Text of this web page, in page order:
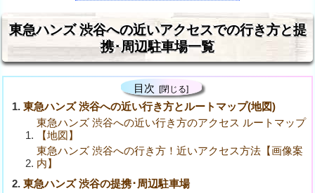
東急ハンズ 渋谷への近いアクセスでの行き方と提
携･周辺駐車場一覧
目次
東急ハンズ 渋谷への近い行き方とルートマップ(地図)
東急ハンズ 渋谷への近い行き方のアクセス ルートマップ
【地図】
東急ハンズ 渋谷への行き方！近いアクセス方法【画像案
内】
東急ハンズ 渋谷の提携･周辺駐車場